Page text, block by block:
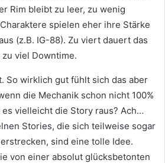
Rim bleibt zu leer, zu wenig
spielen eher ihre Stärke
(z.B. IG-88). Zu viert dauert das
viel Downtime.
So wirklich gut fühlt sich das aber
die Mechanik schon nicht 100%
vielleicht die Story raus? Ach…
Stories, die sich teilweise sogar
sind eine tolle Idee.
von einer absolut glücksbetonten